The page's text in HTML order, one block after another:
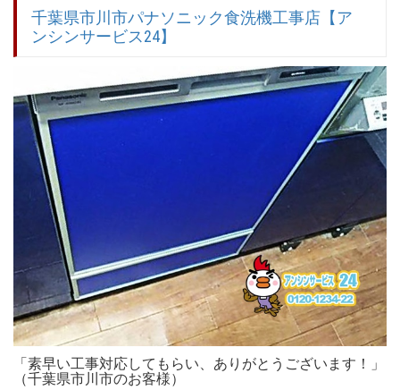
千葉県市川市パナソニック食洗機工事店【ア
ンシンサービス24】
「素早い工事対応してもらい、ありがとうございます！」
（千葉県市川市のお客様）